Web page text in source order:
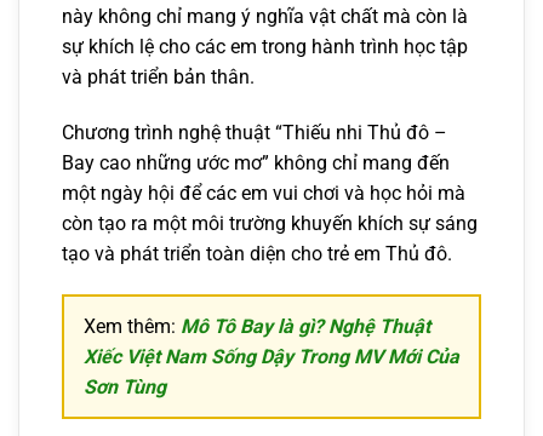
này không chỉ mang ý nghĩa vật chất mà còn là
sự khích lệ cho các em trong hành trình học tập
và phát triển bản thân.
Chương trình nghệ thuật “Thiếu nhi Thủ đô –
Bay cao những ước mơ” không chỉ mang đến
một ngày hội để các em vui chơi và học hỏi mà
còn tạo ra một môi trường khuyến khích sự sáng
tạo và phát triển toàn diện cho trẻ em Thủ đô.
Xem thêm: Mô Tô Bay là gì? Nghệ Thuật
Xiếc Việt Nam Sống Dậy Trong MV Mới Của
Sơn Tùng